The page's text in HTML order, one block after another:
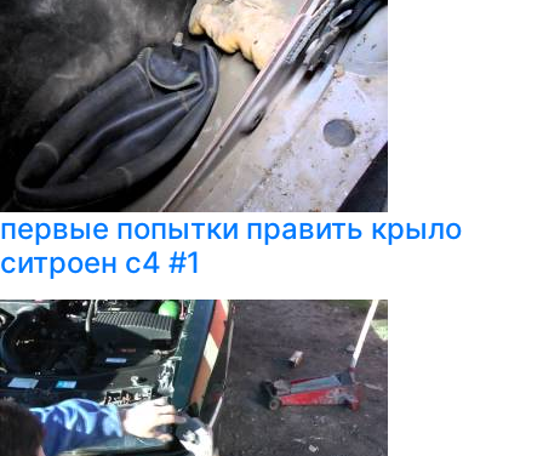
первые попытки править крыло
ситроен с4 #1